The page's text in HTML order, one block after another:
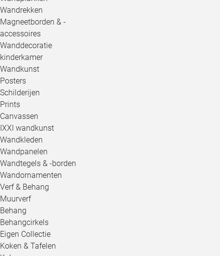
Wandrekken
Magneetborden & -
accessoires
Wanddecoratie
kinderkamer
Wandkunst
Posters
Schilderijen
Prints
Canvassen
IXXI wandkunst
Wandkleden
Wandpanelen
Wandtegels & -borden
Wandornamenten
Verf & Behang
Muurverf
Behang
Behangcirkels
Eigen Collectie
Koken & Tafelen